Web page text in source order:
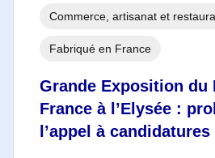
Grande Exposition du
France à l’Elysée :
l’appel à candidatures
Commerce, artisanat et
Fabriqué en France